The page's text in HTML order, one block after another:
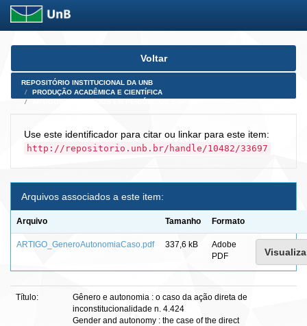
Skip
Voltar
REPOSITÓRIO INSTITUCIONAL DA UNB
PRODUÇÃO ACADÊMICA E CIENTÍFICA
Use este identificador para citar ou linkar para este item:
http://repositorio.unb.br/handle/10482/33697
Arquivos associados a este item:
Arquivo Tamanho Formato
ARTIGO_GeneroAutonomiaCaso.pdf 337,6 kB
Adobe
PDF
Título:
Gênero e autonomia : o caso da ação direta de
inconstitucionalidade n. 4.424
Gender and autonomy : the case of the direct